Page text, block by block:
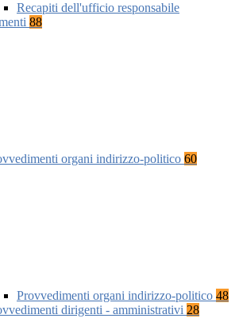
Recapiti dell'ufficio responsabile
88
organi indirizzo-politico 60
Provvedimenti organi indirizzo-politico 48
dirigenti - amministrativi 28